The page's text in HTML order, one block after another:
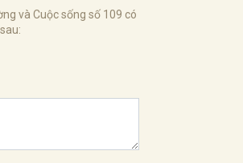
và Cuộc sống số 109 có